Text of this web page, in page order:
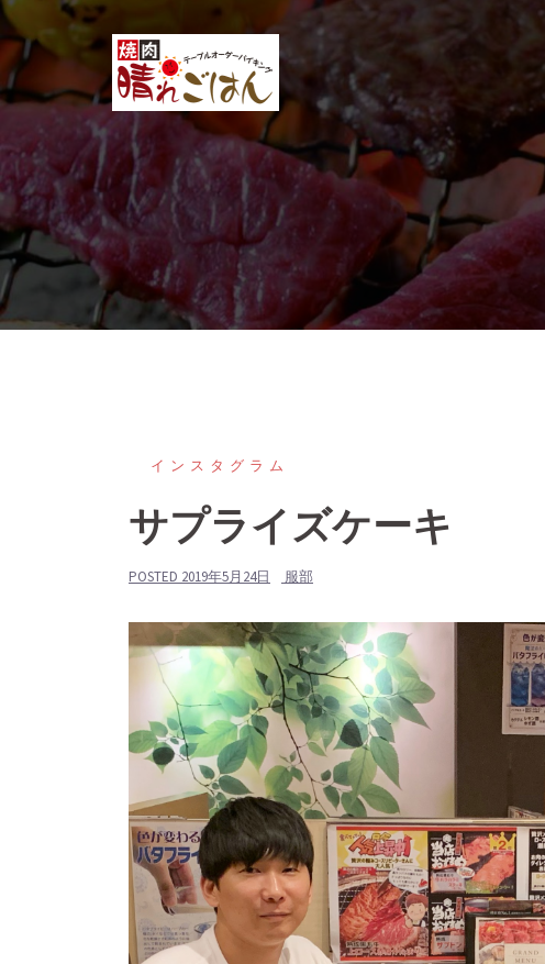
コ
ン
テ
ン
ス
キ
ッ
プ
インスタグラム
サプライズケーキ
POSTED 2019年5月24日 服部